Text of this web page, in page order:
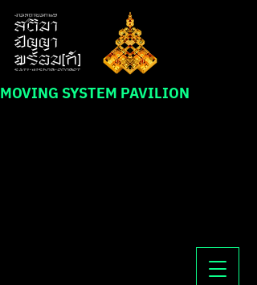
MOVING SYSTEM PAVILION